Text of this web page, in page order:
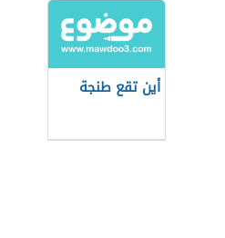
أين تقع طنجة